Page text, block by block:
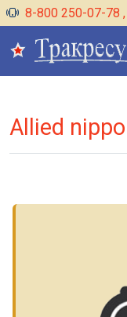
8-800 250-07-78 ,
Allied